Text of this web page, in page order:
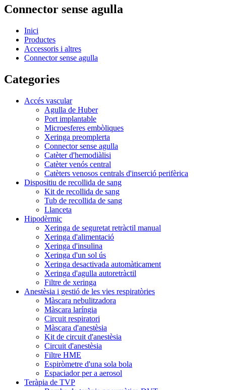
Connector sense agulla
Inici
Productes
Accessoris i altres
Connector sense agulla
Categories
Accés vascular
Agulla de Huber
Port implantable
Microesferes embòliques
Xeringa preomplerta
Connector sense agulla
Catèter d'hemodiàlisi
Catèter venós central
Catèters venosos centrals d'inserció perifèrica
Dispositiu de recollida de sang
Kit de recollida de sang
Tub de recollida de sang
Llanceta
Hipodèrmic
Xeringa de seguretat retràctil manual
Xeringa d'alimentació
Xeringa d'insulina
Xeringa d'un sol ús
Xeringa desactivada automàticament
Xeringa d'agulla autoretràctil
Filtre de xeringa
Anestèsia i gestió de les vies respiratòries
Màscara nebulitzadora
Màscara laríngia
Circuit respiratori
Màscara d'anestèsia
Kit de circuit d'anestèsia
Circuit d'anestèsia
Filtre HME
Espiròmetre d'una sola bola
Espaciador per a aerosol
Teràpia de TVP